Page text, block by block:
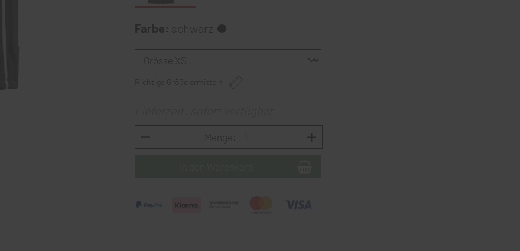
Farbe: schwarz
Menge: